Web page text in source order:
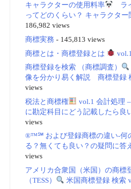
キャラクターの使用料率
ラ
ってどのくらい？ キャラクター
186,982 views
商標実務 - 145,813 views
商標とは・商標登録とは
vol.1
商標登録を検索 （商標調査）
像を分かり易く解説 商標登録
views
税法と商標権
vol.1 会計処理
に勘定科目にどう記載したら良
views
®™℠ および登録商標の違い-何
る？無くても良い？の疑問に答
views
アメリカ合衆国（米国）の商標
（TESS）
米国商標登録 検索